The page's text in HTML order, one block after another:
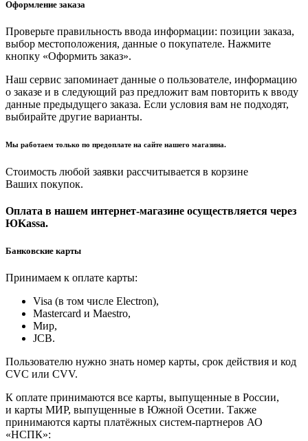
Оформление заказа
Проверьте правильность ввода информации: позиции заказа,
выбор местоположения, данные о покупателе. Нажмите
кнопку «Оформить заказ».
Наш сервис запоминает данные о пользователе, информацию
о заказе и в следующий раз предложит вам повторить к вводу
данные предыдущего заказа. Если условия вам не подходят,
выбирайте другие варианты.
Мы работаем только по предоплате на сайте нашего магазина.
Стоимость любой заявки рассчитывается в корзине
Ваших покупок.
Оплата в нашем интернет-магазине осуществляется через
ЮKassa.
Банковские карты
Принимаем к оплате карты:
Visa (в том числе Electron),
Masterсard и Maestro,
Мир,
JCB.
Пользователю нужно знать номер карты, срок действия и код
CVC или CVV.
К оплате принимаются все карты, выпущенные в России,
и карты МИР, выпущенные в Южной Осетии. Также
принимаются карты платёжных систем-партнеров АО
«НСПК»: